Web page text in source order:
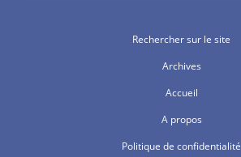
Rechercher sur le site
Archives
Accueil
A propos
Politique de confidentialité